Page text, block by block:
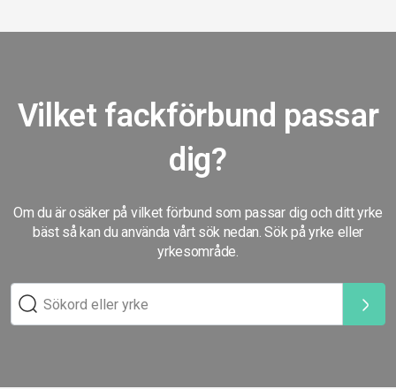
Vilket fackförbund passar
dig?
Om du är osäker på vilket förbund som passar dig och ditt yrke
bäst så kan du använda vårt sök nedan. Sök på yrke eller
yrkesområde.